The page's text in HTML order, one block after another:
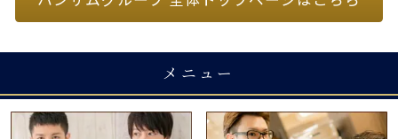
メニュー